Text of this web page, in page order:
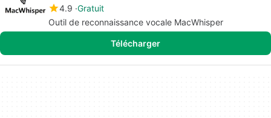
4.9 Gratuit
Outil de reconnaissance vocale MacWhisper
Télécharger